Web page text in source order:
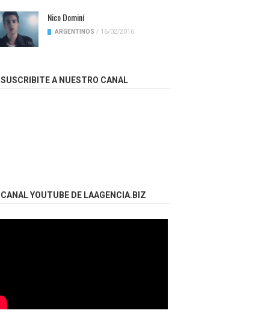
Nico Dominí
ARGENTINOS / 16/02/2016
SUSCRIBITE A NUESTRO CANAL
CANAL YOUTUBE DE LAAGENCIA.BIZ